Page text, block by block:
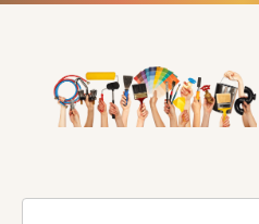
Перейти
Поиск: